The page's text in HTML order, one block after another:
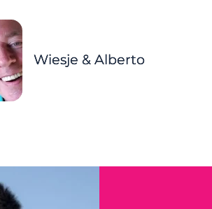
Wiesje & Alberto